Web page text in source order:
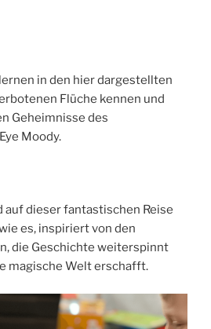
in den hier dargestellten
Flüche kennen und
Geheimnisse des
Moody.
auf dieser fantastischen Reise
es, inspiriert von den
die Geschichte weiterspinnt
magische Welt erschafft.